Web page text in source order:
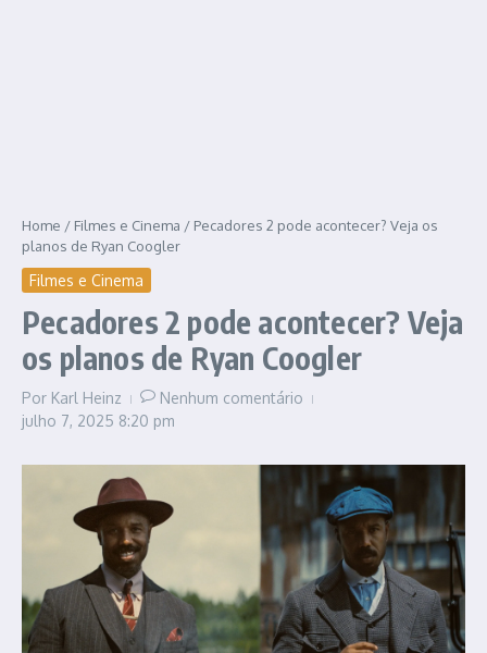
Home / Filmes e Cinema / Pecadores 2 pode acontecer? Veja os
planos de Ryan Coogler
Filmes e Cinema
Pecadores 2 pode acontecer? Veja
os planos de Ryan Coogler
Por Karl Heinz
Nenhum comentário
julho 7, 2025 8:20 pm